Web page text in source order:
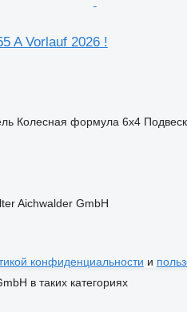
A Vorlauf 2026 !
Колесная формула 6x4
Aichwalder GmbH
конфиденциальности и
в таких категориях